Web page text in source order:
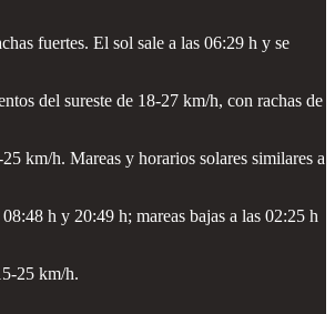
fuertes. El sol sale a las 06:29 h y se
del sureste de 18-27 km/h, con rachas de
km/h. Mareas y horarios solares similares a
h y 20:49 h; mareas bajas a las 02:25 h
25 km/h.